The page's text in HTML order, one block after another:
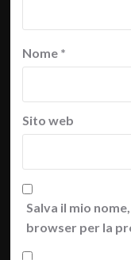
Nome *
Sito web
Salva il mio
browser per la